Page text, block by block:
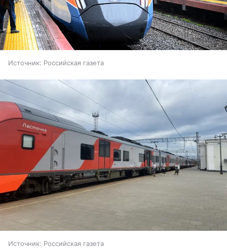
Источник: Российская газета
Источник: Российская газета